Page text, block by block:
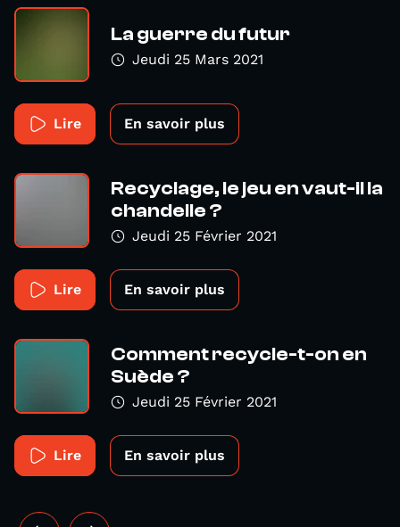
La guerre du futur
Jeudi 25 Mars 2021
Lire En savoir plus
Recyclage, le jeu en vaut-il la
chandelle ?
Jeudi 25 Février 2021
Lire En savoir plus
Comment recycle-t-on en
Suède ?
Jeudi 25 Février 2021
Lire En savoir plus